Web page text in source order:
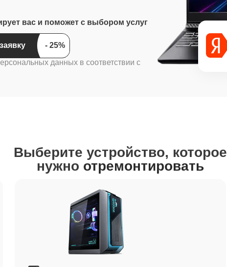
вас и поможет с выбором услуг
Отправить заявку
данных в соответствии с
Выберите устройство, которое
нужно отремонтировать